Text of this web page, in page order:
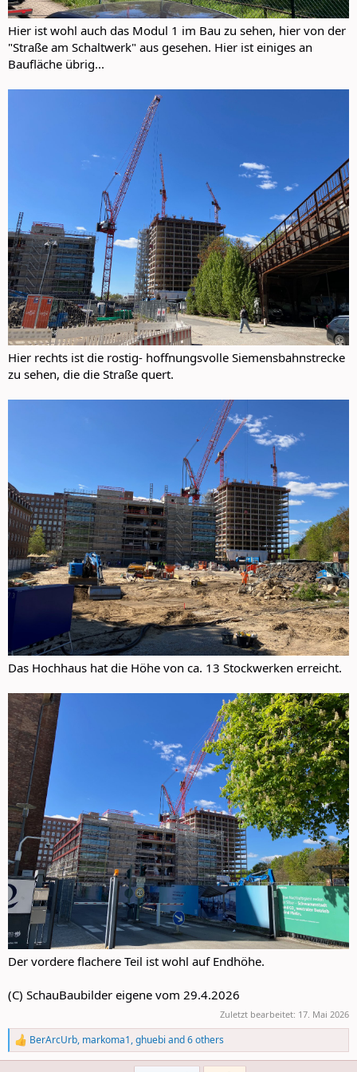
Hier ist wohl auch das Modul 1 im Bau zu sehen, hier von der
"Straße am Schaltwerk" aus gesehen. Hier ist einiges an
Baufläche übrig...
Hier rechts ist die rostig- hoffnungsvolle Siemensbahnstrecke
zu sehen, die die Straße quert.
Das Hochhaus hat die Höhe von ca. 13 Stockwerken erreicht.
Der vordere flachere Teil ist wohl auf Endhöhe.
(C) SchauBaubilder eigene vom 29.4.2026
Zuletzt bearbeitet: 17. Mai 2026
R
e
BerArcUrb, markoma1,ghuebi and 6 others